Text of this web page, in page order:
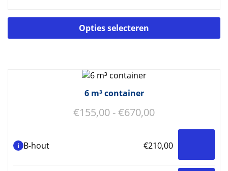
Opties selecteren
6 m³ container
€155,00 -€670,00Prijsklasse:
tot
€670,00
i B-hout €210,00